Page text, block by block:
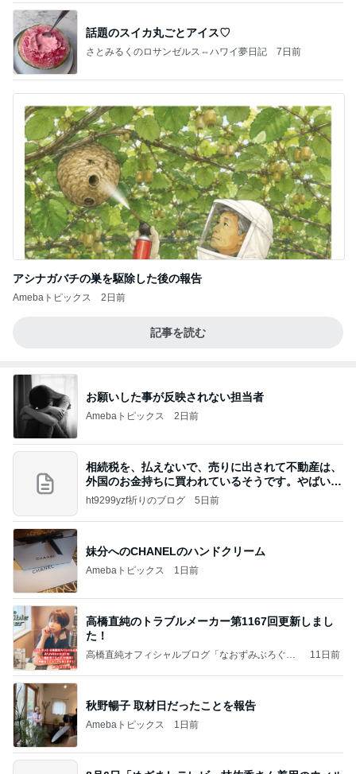
話題のスイカ丸ごとアイス♡
さとみるくのロサンゼルス⇔ハワイ夢日記 7日前
アシナガバチの巣を駆除した後の報告
Amebaトピックス 2日前
記事を読む
お願いした事が反映されない担当者
Amebaトピックス 2日前
相続税を、払えないで、売りに出されて不動産は、
外国のお金持ちに買われているそうです。やばいで
すよ
ht9299yzf祈りのブログ 5日前
妹分へのCHANELのハンドクリーム
Amebaトピックス 1日前
高橋直純のトラブルメーカー第1167回更新しまし
た！
高橋直純オフィシャルブログ「なおずみぶろぐ」
11日前
秋野暢子 取材日だったことを報告
Amebaトピックス 1日前